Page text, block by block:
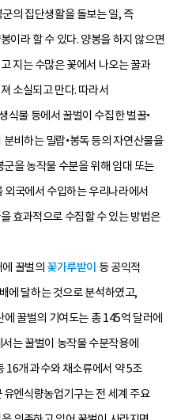
의 집단생활을 돌보는 일, 즉
이라 할 수 있다. 양봉을 하지 않으면
지는 수많은 꽃에서 나오는 꿀과
소실되고 만다. 따라서
식물 등에서 꿀벌이 수집한 벌꿀•
비하는 밀랍•봉독 등의 자연산물을
을 농작물 수분을 위해 임대 또는
국에서 수입하는 우리나라에서
효과적으로 수집할 수 있는 방법은
꿀벌의 꽃가루받이 등 공익적
에 달하는 것으로 분석하였고,
꿀벌의 기여도는 총 145억 달러에
는 꿀벌이 농작물 수분작용에
16개 과수와 채소류에서 약 5조
엔식량농업기구는 전 세계 주요